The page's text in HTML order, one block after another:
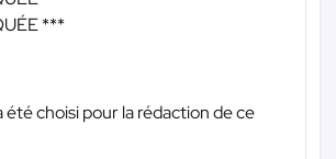
***
choisi pour la rédaction de ce